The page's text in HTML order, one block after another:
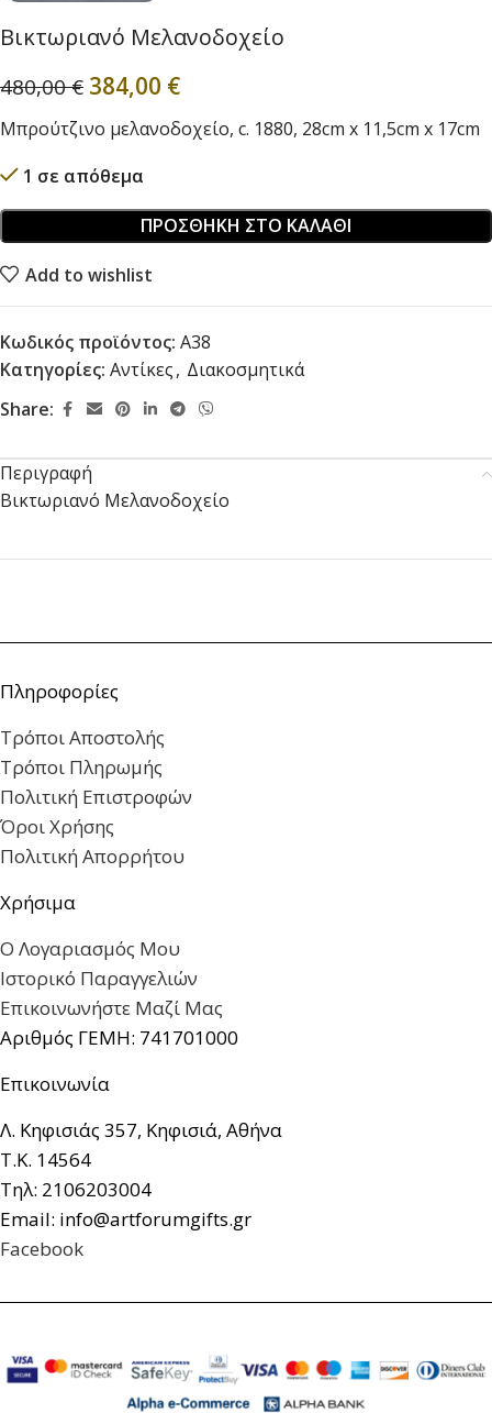
Βικτωριανό Μελανοδοχείο
480,00€ 384,00 €
Μπρούτζινο μελανοδοχείο, c. 1880, 28cm x 11,5cm x 17cm
1 σε απόθεμα
ΠΡΟΣΘΉΚΗ ΣΤΟ ΚΑΛΆΘΙ
Add to wishlist
Κωδικός προϊόντος: A38
Κατηγορίες: Αντίκες, Διακοσμητικά
Share:
Περιγραφή
Βικτωριανό Μελανοδοχείο
Πληροφορίες
Τρόποι Αποστολής
Τρόποι Πληρωμής
Πολιτική Επιστροφών
Όροι Χρήσης
Πολιτική Απορρήτου
Χρήσιμα
Ο Λογαριασμός Μου
Ιστορικό Παραγγελιών
Επικοινωνήστε Μαζί Μας
Αριθμός ΓΕΜΗ: 741701000
Επικοινωνία
Λ. Κηφισιάς 357, Κηφισιά, Αθήνα
Τ.Κ. 14564
Τηλ: 2106203004
Email: info@artforumgifts.gr
Facebook